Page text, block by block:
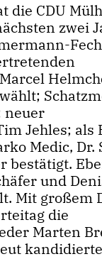
die CDU
zwei
neuer
Jehles; als
Medic, Dr.
bestätigt.
und
Mit großem
die
Marten